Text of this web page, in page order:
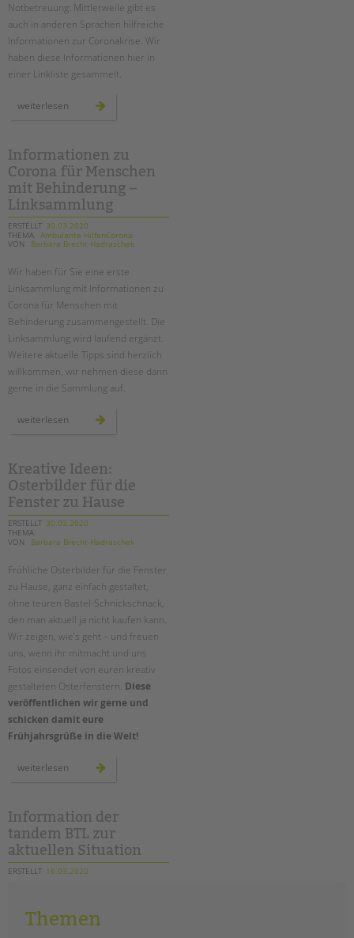
Intranet
Notbetreuung: Mittlerweile gibt es
auch in anderen Sprachen hilfreiche
Informationen zur Coronakrise. Wir
haben diese Informationen hier in
einer Linkliste gesammelt.
weiterlesen mehrsprachige
informationen
linktipps
Informationen zu
Corona für Menschen
mit Behinderung –
Linksammlung
ERSTELLT 30.03.2020
THEMA Ambulante HilfenCorona
VON
Barbara Brecht-Hadraschek
Wir haben für Sie eine erste
Linksammlung mit Informationen zu
Corona für Menschen mit
Behinderung zusammengestellt. Die
Linksammlung wird laufend ergänzt.
Weitere aktuelle Tipps sind herzlich
willkommen, wir nehmen diese dann
gerne in die Sammlung auf.
weiterlesen informationen
mit
behinderung
–
linksammlung
Kreative Ideen:
Osterbilder für die
Fenster zu Hause
ERSTELLT 30.03.2020
THEMA
VON
Barbara Brecht-Hadraschek
Fröhliche Osterbilder für die Fenster
zu Hause, ganz einfach gestaltet,
ohne teuren Bastel-Schnickschnack,
den man aktuell ja nicht kaufen kann.
Wir zeigen, wie’s geht – und freuen
uns, wenn ihr mitmacht und uns
Fotos einsendet von euren kreativ
gestalteten Osterfenstern. Diese
veröffentlichen wir gerne und
schicken damit eure
Frühjahrsgrüße in die Welt!
weiterlesen kreative
fenster
zu
hause
Information der
tandem BTL zur
aktuellen Situation
ERSTELLT 16.03.2020
Information der tandem BTL zur
Themen